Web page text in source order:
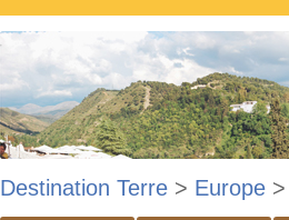
Destination Terre > Europe >